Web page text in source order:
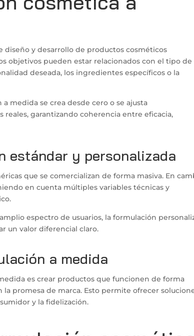
diseño y desarrollo de productos cosméticos
objetivos pueden estar relacionados con el tipo de
deseada, los ingredientes específicos o la
medida se crea desde cero o se ajusta
garantizando coherencia entre eficacia,
estándar y personalizada
que se comercializan de forma masiva. En
en cuenta múltiples variables técnicas y
espectro de usuarios, la formulación
un valor diferencial claro.
a medida
es crear productos que funcionen de forma
promesa de marca. Esto permite ofrecer
y la fidelización.